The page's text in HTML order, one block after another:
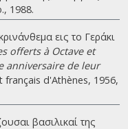
1988.
εις το Γεράκι
offerts à Octave et
anniversaire de leur
français d'Athènes, 1956,
βασιλικαί της